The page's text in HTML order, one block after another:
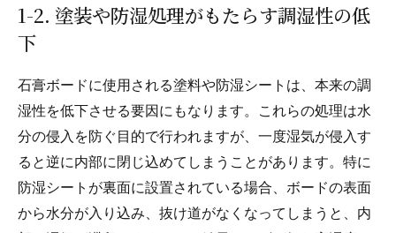
1-2. 塗装や防湿処理がもたらす調湿性の低
下
石膏ボードに使用される塗料や防湿シートは、本来の調
湿性を低下させる要因にもなります。これらの処理は水
分の侵入を防ぐ目的で行われますが、一度湿気が侵入す
ると逆に内部に閉じ込めてしまうことがあります。特に
防湿シートが裏面に設置されている場合、ボードの表面
から水分が入り込み、抜け道がなくなってしまうと、内